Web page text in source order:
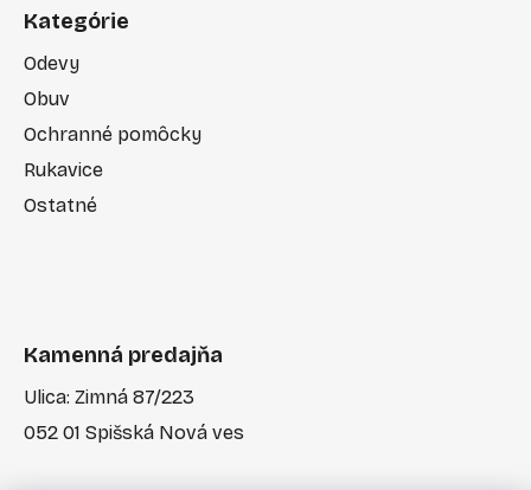
Kategórie
Odevy
Obuv
Ochranné pomôcky
Rukavice
Ostatné
Kamenná predajňa
Ulica: Zimná 87/223
052 01 Spišská Nová ves